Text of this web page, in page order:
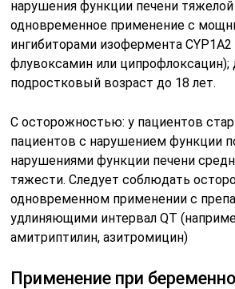
нарушения функции печени тяжелой
одновременное применение с
ингибиторами изофермента
флувоксамин или ципрофлоксацин);
подростковый возраст до 18 лет.
С осторожностью: у пациентов
пациентов с нарушением функции
нарушениями функции печени
тяжести. Следует соблюдать
одновременном применении с
удлиняющими интервал QT
амитриптилин, азитромицин)
Применение при